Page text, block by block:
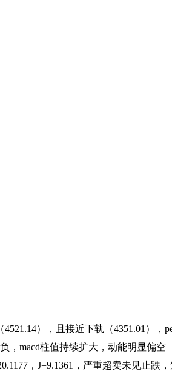
），且接近下轨（4351.01），
，macd柱值持续扩大，动能明显偏空
，J=9.1361，严重超卖未见止跌